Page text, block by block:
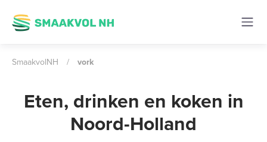
SmaakvolNH / vork
Eten, drinken en koken in
Noord-Holland